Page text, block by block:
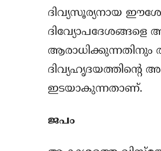
ദിവ്യസൂര്യനായ
ദിവ്യോപദേശങ്ങളെ
ആരാധിക്കുന്നതിനും
ദിവ്യഹൃദയത്തിന്‍റെ
ഇടയാകുന്നതാണ്.
ജപം